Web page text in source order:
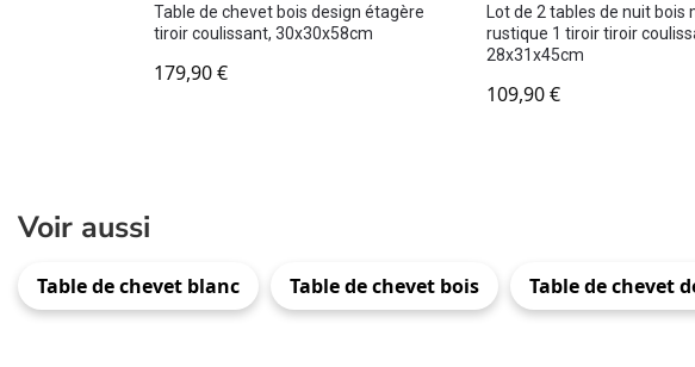
Table de chevet bois design étagère
tiroir coulissant, 30x30x58cm
179,90€
Lot de 2 tables de nuit bois
rustique 1 tiroir tiroir
28x31x45cm
109,90€
Voir aussi
Table de chevet blanc Table de chevet bois Table de chevet